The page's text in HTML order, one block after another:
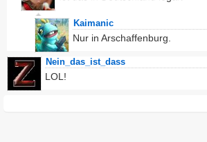
Kaimanic
Nur in Arschaffenburg.
Nein_das_ist_dass
LOL!